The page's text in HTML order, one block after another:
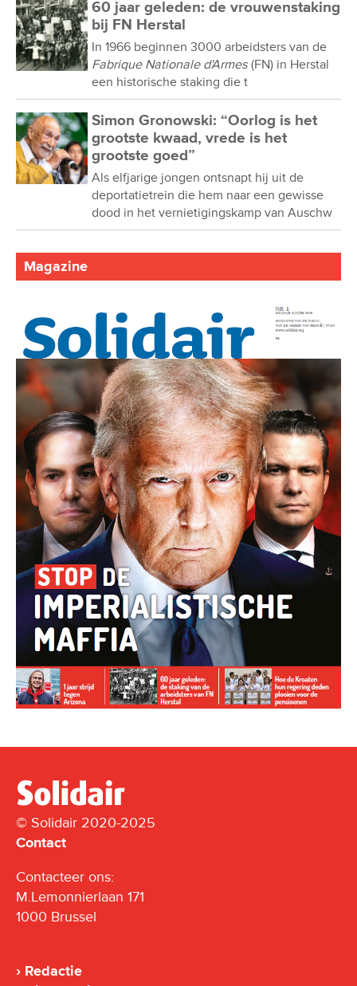
60 jaar geleden: de vrouwenstaking
bij FN Herstal
In 1966 beginnen 3000 arbeidsters van de
Fabrique Nationale d'Armes (FN) in Herstal
een historische staking die t
Simon Gronowski: “Oorlog is het
grootste kwaad, vrede is het
grootste goed”
Als elfjarige jongen ontsnapt hij uit de
deportatietrein die hem naar een gewisse
dood in het vernietigingskamp van Auschw
Magazine
© Solidair 2020-2025
Contact
Contacteer ons:
M.Lemonnierlaan 171
1000 Brussel
Redactie